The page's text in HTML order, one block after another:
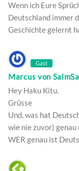
Wenn ich Eure
Deutschland immer
Geschichte gelernt
Gast
Marcus von
Hey Haku Kitu.
Grüsse
Und, was hat
wie nie zuvor)
WER genau ist